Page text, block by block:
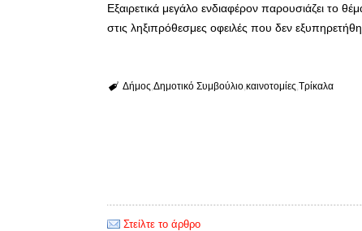
Εξαιρετικά μεγάλο ενδιαφέρον παρουσιάζει το
στις ληξιπρόθεσμες οφειλές που δεν
Δήμος Δημοτικό Συμβούλιο καινοτομίες Τρίκαλα
Στείλτε το άρθρο